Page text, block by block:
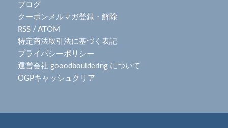
ブログ
クーポンメルマガ登録・解除
RSS / ATOM
特定商法取引法に基づく表記
プライバシーポリシー
運営会社 gooodbouldering について
OGPキャッシュクリア